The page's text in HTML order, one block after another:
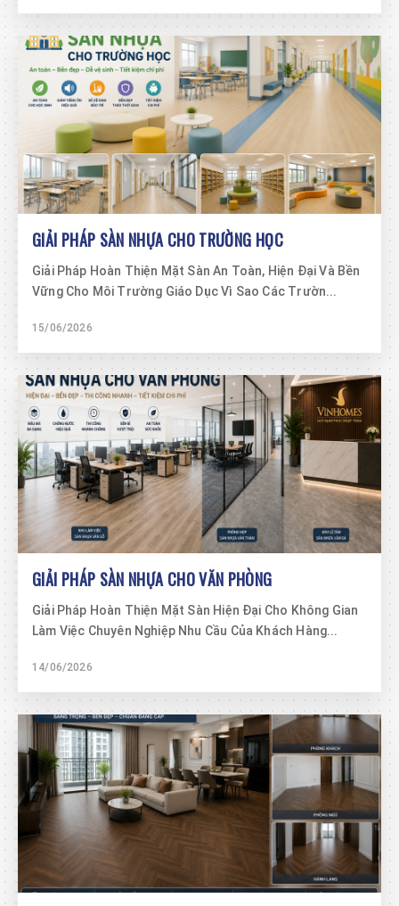
GIẢI PHÁP SÀN NHỰA CHO TRƯỜNG HỌC
Giải Pháp Hoàn Thiện Mặt Sàn An Toàn, Hiện Đại Và Bền
Vững Cho Môi Trường Giáo Dục Vì Sao Các Trườn...
15/06/2026
GIẢI PHÁP SÀN NHỰA CHO VĂN PHÒNG
Giải Pháp Hoàn Thiện Mặt Sàn Hiện Đại Cho Không Gian
Làm Việc Chuyên Nghiệp Nhu Cầu Của Khách Hàng...
14/06/2026